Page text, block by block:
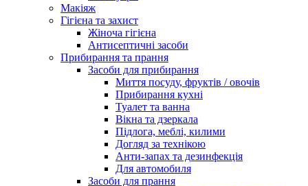
Макіяж
Гігієна та захист
Жіноча гігієна
Антисептичні засоби
Прибирання та прання
Засоби для прибирання
Миття посуду, фруктів / овочів
Прибирання кухні
Туалет та ванна
Вікна та дзеркала
Підлога, меблі, килими
Догляд за технікою
Анти-запах та дезинфекція
Для автомобиля
Засоби для прання